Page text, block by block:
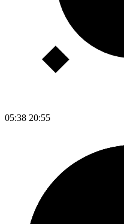
05:38 20:55